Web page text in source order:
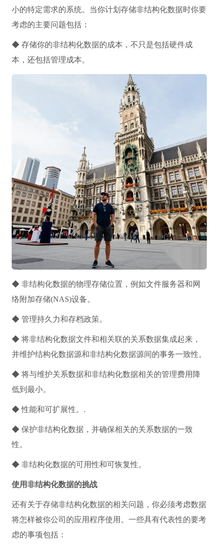
小的特定需求的系统。当你计划存储非结构化数据时你要
考虑的主要问题包括：
◆ 存储你的非结构化数据的成本，不只是包括硬件成
本，还包括管理成本。
◆ 非结构化数据的物理存储位置，例如文件服务器和网
络附加存储(NAS)设备。
◆ 管理持久力和存档政策。
◆ 将非结构化数据文件和相关联的关系数据集成起来，
并维护结构化数据源和非结构化数据源间的事务一致性。
◆ 将与维护关系数据和非结构化数据相关的管理费用降
低到最小。
◆ 性能和可扩展性。.
◆ 保护非结构化数据，并确保相关的关系数据的一致
性。
◆ 非结构化数据的可用性和可恢复性。
使用非结构化数据的挑战
还有关于存储非结构化数据的相关问题，你必须考虑数据
将怎样被你公司的应用程序使用。一些具有代表性的要考
虑的事项包括：